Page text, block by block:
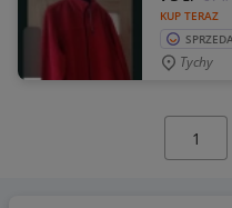
KUP TERAZ
Tychy